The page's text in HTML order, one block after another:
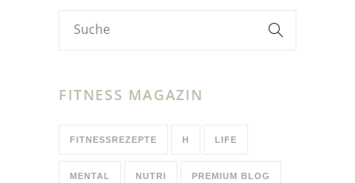
FITNESS MAGAZIN
FITNESSREZEPTE H LIFE
MENTAL NUTRI PREMIUM BLOG